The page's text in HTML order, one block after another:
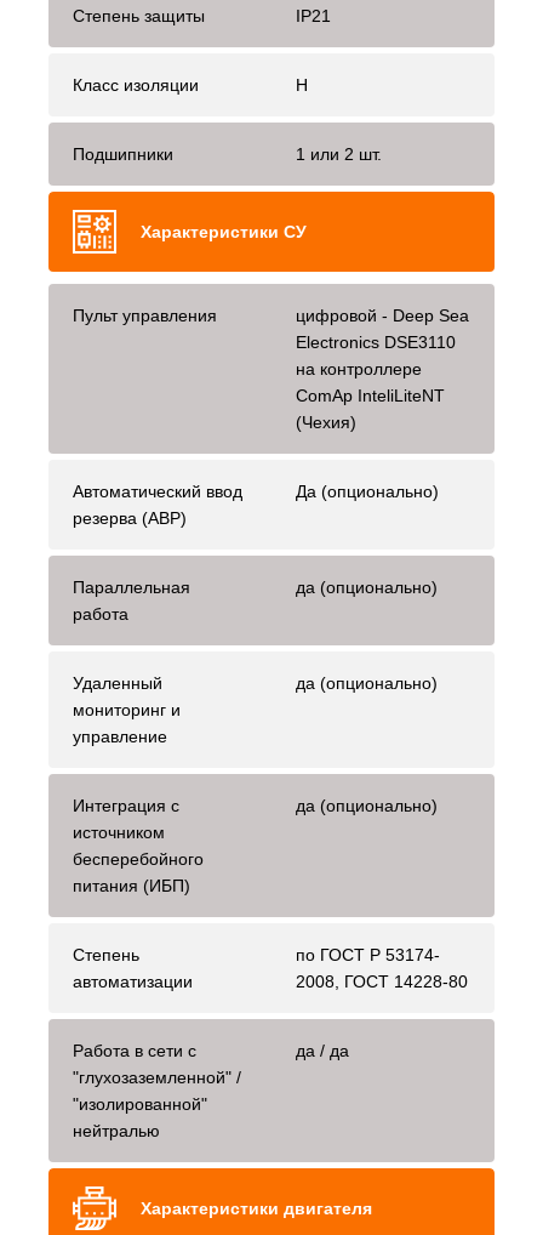
Степень защиты IP21
Класс изоляции H
Подшипники 1 или 2 шт.
Характеристики СУ
Пульт управления
цифровой - Deep Sea
Electronics DSE3110
на контроллере
ComAp InteliLiteNT
(Чехия)
Автоматический ввод
резерва (АВР)
Да (опционально)
Параллельная
работа
да (опционально)
Удаленный
мониторинг и
управление
да (опционально)
Интеграция с
источником
бесперебойного
питания (ИБП)
да (опционально)
Степень
автоматизации
по ГОСТ Р 53174-
2008, ГОСТ 14228-80
Работа в сети с
"глухозаземленной" /
"изолированной"
нейтралью
да / да
Характеристики двигателя